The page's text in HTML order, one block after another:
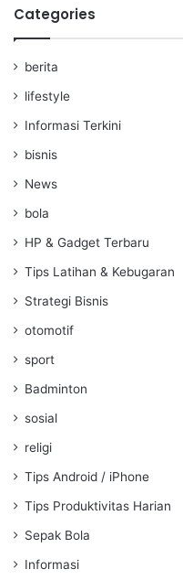
Categories
berita
lifestyle
Informasi Terkini
bisnis
News
bola
HP & Gadget Terbaru
Tips Latihan & Kebugaran
Strategi Bisnis
otomotif
sport
Badminton
sosial
religi
Tips Android / iPhone
Tips Produktivitas Harian
Sepak Bola
Informasi